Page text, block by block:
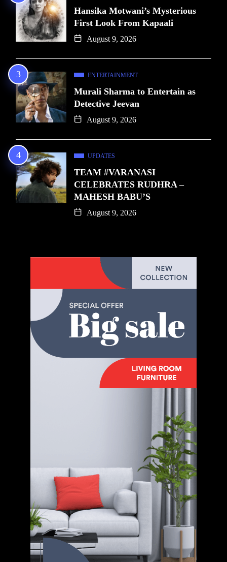
Hansika Motwani’s Mysterious
First Look From Kapaali
August 9, 2026
ENTERTAINMENT
Murali Sharma to Entertain as
Detective Jeevan
August 9, 2026
UPDATES
TEAM #VARANASI
CELEBRATES RUDHRA –
MAHESH BABU’S
August 9, 2026